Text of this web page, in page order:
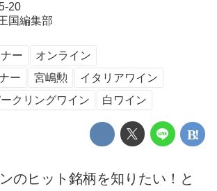
20
国編集部
ー
オンライン
ー
宮嶋勲
イタリアワイン
クリングワイン 白ワイン
のヒット銘柄を知りたい！と